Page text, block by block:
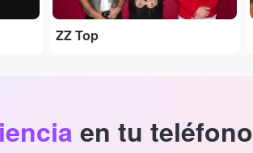
ZZ Top
en tu teléfono